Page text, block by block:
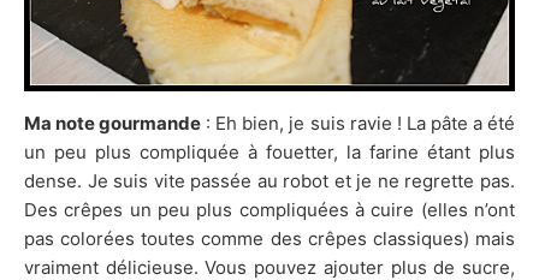
Ma note gourmande : Eh bien, je suis ravie ! La pâte a été
un peu plus compliquée à fouetter, la farine étant plus
dense. Je suis vite passée au robot et je ne regrette pas.
Des crêpes un peu plus compliquées à cuire (elles n’ont
pas colorées toutes comme des crêpes classiques) mais
vraiment délicieuse. Vous pouvez ajouter plus de sucre,